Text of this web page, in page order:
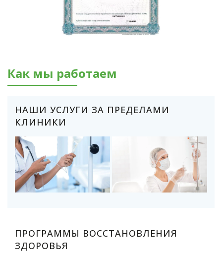
Как мы работаем
НАШИ УСЛУГИ ЗА ПРЕДЕЛАМИ
КЛИНИКИ
ПРОГРАММЫ ВОССТАНОВЛЕНИЯ
ЗДОРОВЬЯ